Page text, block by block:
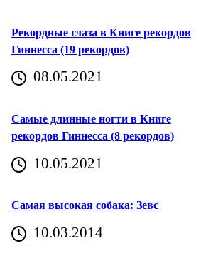
Рекордные глаза в Книге рекордов
Гиннесса (19 рекордов)
08.05.2021
Самые длинные ногти в Книге
рекордов Гиннесса (8 рекордов)
10.05.2021
Самая высокая собака: Зевс
10.03.2014